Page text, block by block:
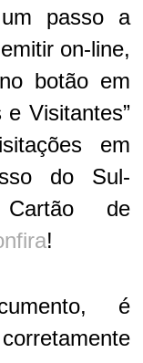
um passo a
on-line,
botão em
e Visitantes”
em
do Sul-
de
!
é